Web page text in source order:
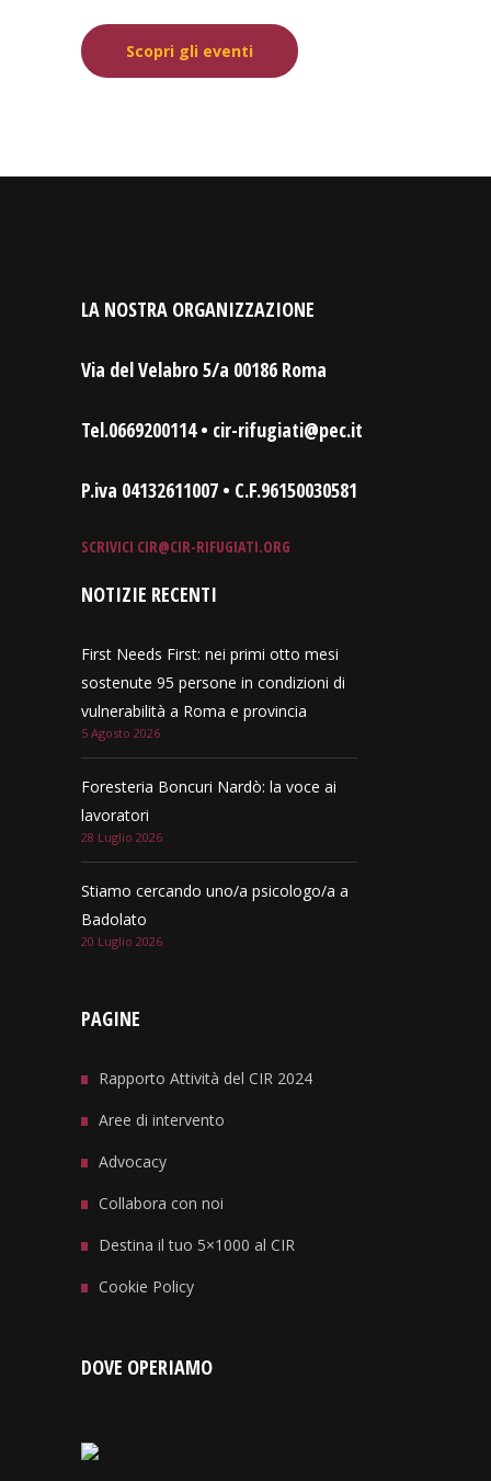
Scopri gli eventi
LA NOSTRA ORGANIZZAZIONE
Via del Velabro 5/a 00186 Roma
Tel.0669200114 • cir-rifugiati@pec.it
P.iva 04132611007 • C.F.96150030581
SCRIVICI CIR@CIR-RIFUGIATI.ORG
NOTIZIE RECENTI
First Needs First: nei primi otto mesi
sostenute 95 persone in condizioni di
vulnerabilità a Roma e provincia
5 Agosto 2026
Foresteria Boncuri Nardò: la voce ai
lavoratori
28 Luglio 2026
Stiamo cercando uno/a psicologo/a a
Badolato
20 Luglio 2026
PAGINE
Rapporto Attività del CIR 2024
Aree di intervento
Advocacy
Collabora con noi
Destina il tuo 5×1000 al CIR
Cookie Policy
DOVE OPERIAMO